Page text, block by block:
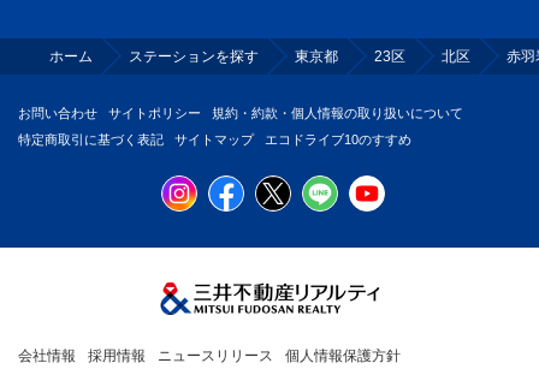
ホーム ステーションを探す 東京都 23区 北区 赤羽
お問い合わせ サイトポリシー
規約・約款・個人情報の取り扱いについて
特定商取引に基づく表記
サイトマップ エコドライブ10のすすめ
会社情報 採用情報 ニュースリリース 個人情報保護方針